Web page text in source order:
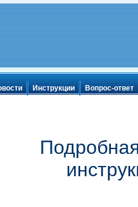
Инструкции Вопрос-ответ